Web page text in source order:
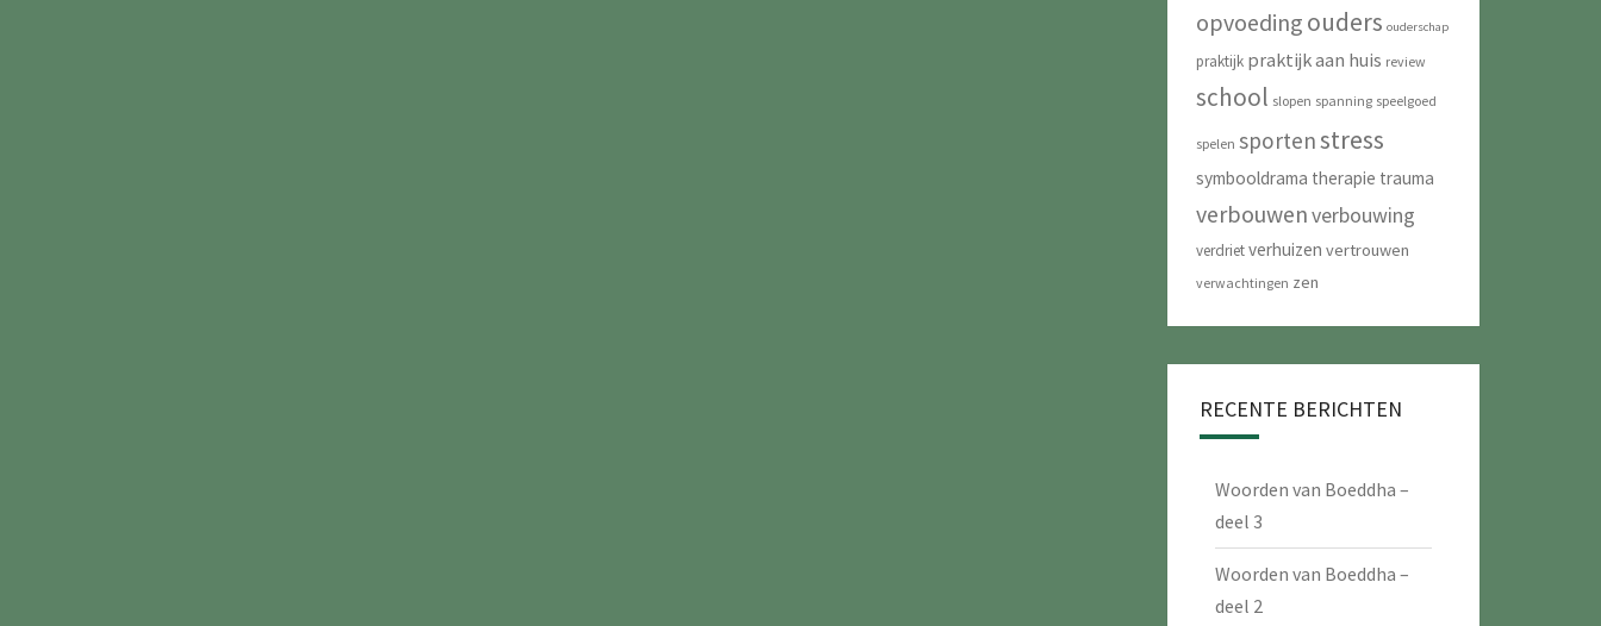
opvoeding ouders ouderschap
praktijk praktijk aan huis review
school slopen spanning speelgoed
spelen sportenstress
symbooldrama therapie trauma
verbouwenverbouwing
verdriet verhuizen vertrouwen
verwachtingen zen
RECENTE BERICHTEN
Woorden van Boeddha –
deel 3
Woorden van Boeddha –
deel 2